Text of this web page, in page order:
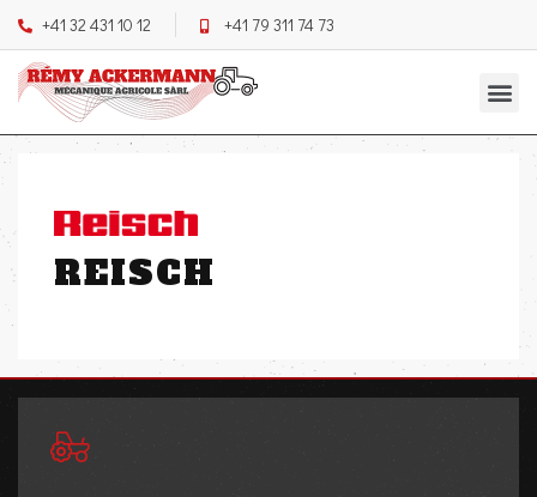
+41 32 431 10 12 +41 79 311 74 73
REISCH